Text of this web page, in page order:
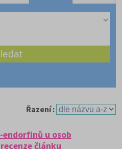
Řazení :
u osob
článku